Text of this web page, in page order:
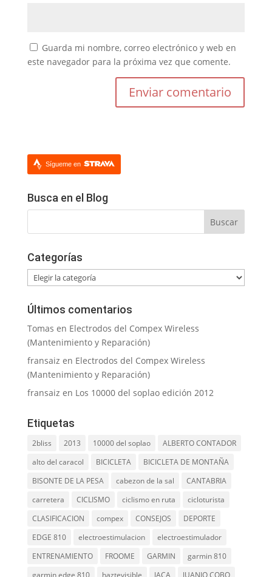
Guarda mi nombre, correo electrónico y web en
este navegador para la próxima vez que comente.
Sígueme en
Busca en el Blog
Categorías
Categorías
Últimos comentarios
Tomas en Electrodos del Compex Wireless
(Mantenimiento y Reparación)
fransaiz en Electrodos del Compex Wireless
(Mantenimiento y Reparación)
fransaiz en Los 10000 del soplao edición 2012
Etiquetas
2bliss 2013 10000 del soplao
ALBERTO CONTADOR
alto del caracol
BICICLETA
BICICLETA DE MONTAÑA
BISONTE DE LA PESA
cabezon de la sal
CANTABRIA
carretera
CICLISMO ciclismo en ruta
cicloturista
CLASIFICACION
compex CONSEJOS
DEPORTE
EDGE 810
electroestimulacion
electroestimulador
ENTRENAMIENTO
FROOME GARMIN
garmin 810
garmin edge 810
haztevisible JACA JUANJO COBO